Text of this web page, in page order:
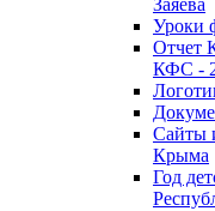
Заяева
Уроки
Отчет
КФС -
Сайты
Крыма
Год